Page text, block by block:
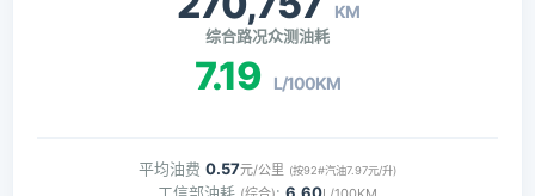
KM
综合路况众测油耗
7.19 L/100KM
平均油费 0.57元/公里 (按92#汽油7.97元/升)